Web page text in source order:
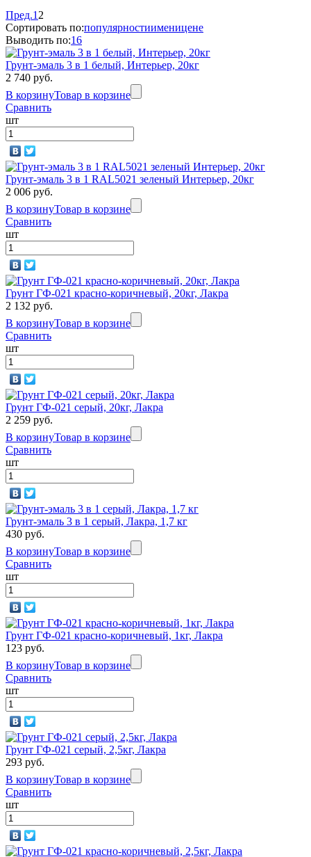
Пред.1 2
Сортировать по:популярностиименицене
Выводить по:16
Грунт-эмаль 3 в 1 белый, Интерьер, 20кг
2 740 руб.
В корзинуТовар в корзине
Сравнить
шт
Грунт-эмаль 3 в 1 RAL5021 зеленый Интерьер, 20кг
2 006 руб.
В корзинуТовар в корзине
Сравнить
шт
Грунт ГФ-021 красно-коричневый, 20кг, Лакра
2 132 руб.
В корзинуТовар в корзине
Сравнить
шт
Грунт ГФ-021 серый, 20кг, Лакра
2 259 руб.
В корзинуТовар в корзине
Сравнить
шт
Грунт-эмаль 3 в 1 серый, Лакра, 1,7 кг
430 руб.
В корзинуТовар в корзине
Сравнить
шт
Грунт ГФ-021 красно-коричневый, 1кг, Лакра
123 руб.
В корзинуТовар в корзине
Сравнить
шт
Грунт ГФ-021 серый, 2,5кг, Лакра
293 руб.
В корзинуТовар в корзине
Сравнить
шт